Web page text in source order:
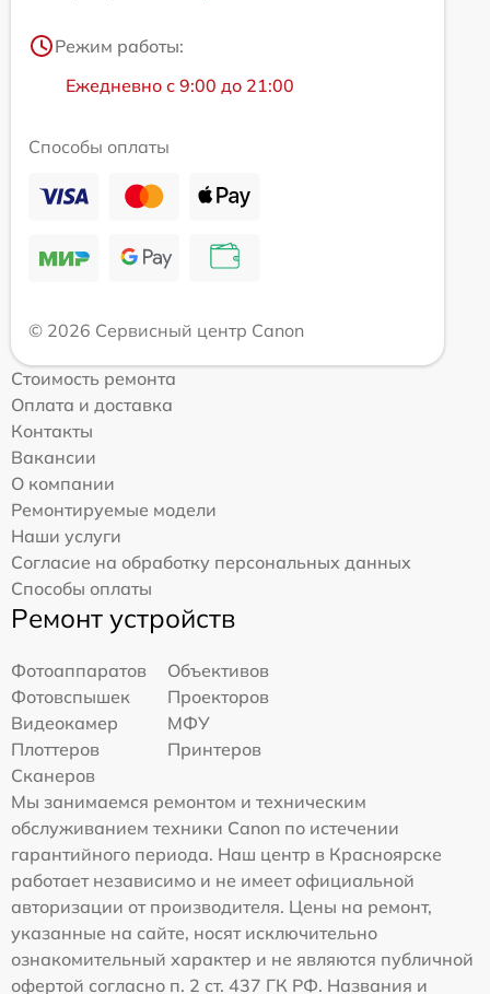
Режим работы:
Ежедневно с 9:00 до 21:00
Способы оплаты
© 2026 Сервисный центр Canon
Стоимость ремонта
Оплата и доставка
Контакты
Вакансии
О компании
Ремонтируемые модели
Наши услуги
Согласие на обработку персональных данных
Способы оплаты
Ремонт устройств
Фотоаппаратов
Объективов
Фотовспышек
Проекторов
Видеокамер
МФУ
Плоттеров
Принтеров
Сканеров
Мы занимаемся ремонтом и техническим
обслуживанием техники Canon по истечении
гарантийного периода. Наш центр в Красноярске
работает независимо и не имеет официальной
авторизации от производителя. Цены на ремонт,
указанные на сайте, носят исключительно
ознакомительный характер и не являются публичной
офертой согласно п. 2 ст. 437 ГК РФ. Названия и